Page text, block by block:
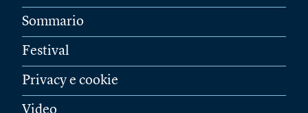
Sommario
Festival
Privacy e cookie
Video